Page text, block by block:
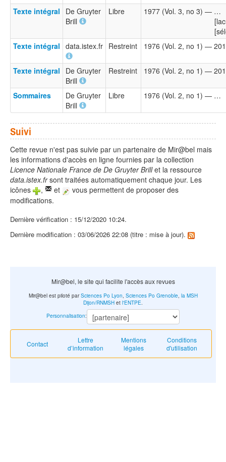
Texte intégral
De Gruyter
Brill
Libre
1977 (Vol. 3, no 3) — …
Texte intégral data.istex.fr Restreint 1976 (Vol. 2, no 1) —
Texte intégral
De Gruyter
Brill
Restreint 1976 (Vol. 2, no 1) —
Sommaires
De Gruyter
Brill
Libre 1976 (Vol. 2, no 1) — …
Suivi
Cette revue n'est pas suivie par un partenaire de Mir@bel mais
les informations d'accès en ligne fournies par la collection
Licence Nationale France de De Gruyter Brillet la ressource
data.istex.frsont traitées automatiquement chaque jour. Les
icônes
, et
vous permettent de proposer des
modifications.
Dernière vérification : 15/12/2020 10:24.
Dernière modification : 03/06/2026 22:08 (titre : mise à jour).
Mir@bel, le site qui facilite l'accès aux revues
Contact
Lettre
d’information
Mentions
légales
Conditions
d'utilisation
Mir@bel est piloté parSciences Po Lyon Sciences Po Grenoble, la MSH
Dijon/RNMSH et l'ENTPE
Personnalisation: